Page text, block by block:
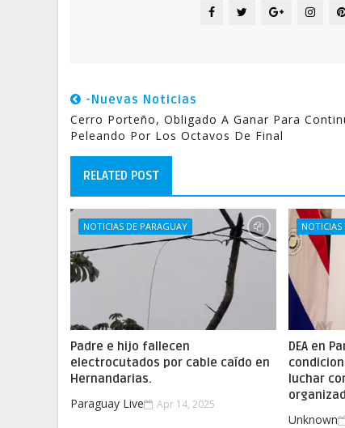
-Nuevas Noticias
Cerro Porteño, Obligado A Ganar Para
Peleando Por Los Octavos De Final
RELATED POST
NOTICIAS DE PARAGUAY
Padre e hijo fallecen
electrocutados por cable caído en
Hernandarias.
Paraguay Live Apr 14, 2025
NOTICIAS
DEA en
luchar
Unknown